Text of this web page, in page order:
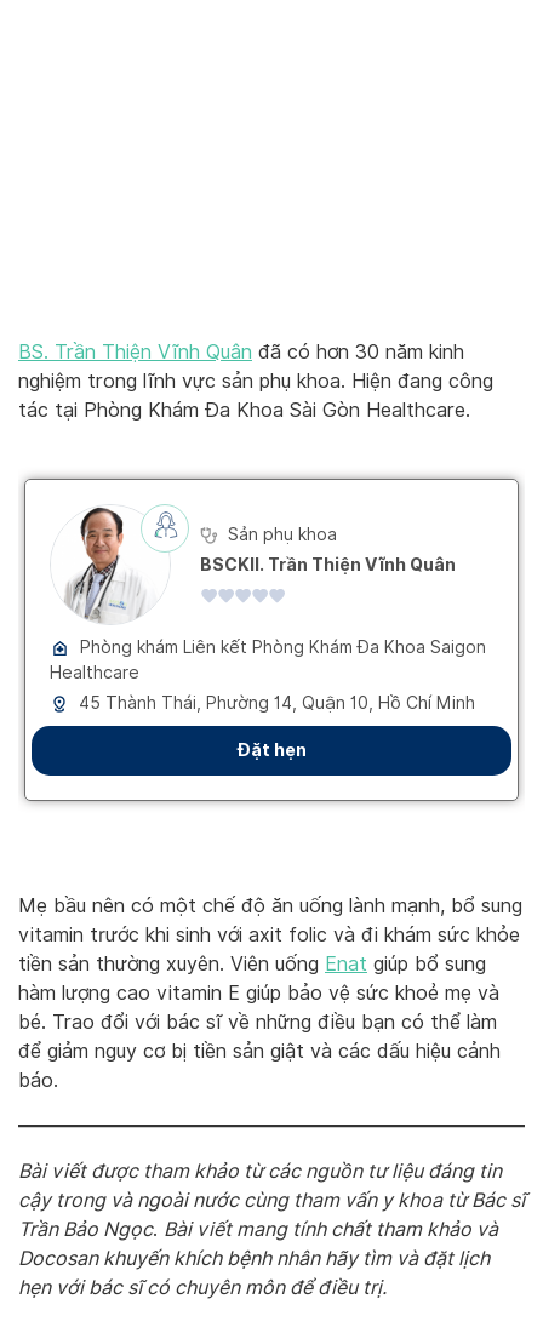
BS. Trần Thiện Vĩnh Quân đã có hơn 30 năm kinh
nghiệm trong lĩnh vực sản phụ khoa. Hiện đang công
tác tại Phòng Khám Đa Khoa Sài Gòn Healthcare.
Mẹ bầu nên có một chế độ ăn uống lành mạnh, bổ sung
vitamin trước khi sinh với axit folic và đi khám sức khỏe
tiền sản thường xuyên. Viên uống Enat giúp bổ sung
hàm lượng cao vitamin E giúp bảo vệ sức khoẻ mẹ và
bé. Trao đổi với bác sĩ về những điều bạn có thể làm
để giảm nguy cơ bị tiền sản giật và các dấu hiệu cảnh
báo.
Bài viết được tham khảo từ các nguồn tư liệu đáng tin
cậy trong và ngoài nước cùng tham vấn y khoa từ Bác sĩ
Trần Bảo Ngọc. Bài viết mang tính chất tham khảo và
Docosan khuyến khích bệnh nhân hãy tìm và đặt lịch
hẹn với bác sĩ có chuyên môn để điều trị.